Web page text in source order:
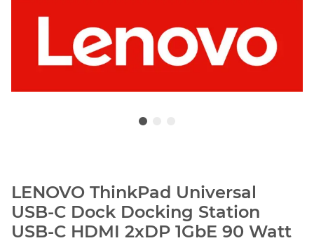
LENOVO ThinkPad Universal
USB-C Dock Docking Station
USB-C HDMI 2xDP 1GbE 90 Watt